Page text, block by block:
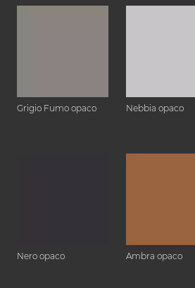
Grigio Fumo opaco Nebbia opaco
Nero opaco Ambra opaco